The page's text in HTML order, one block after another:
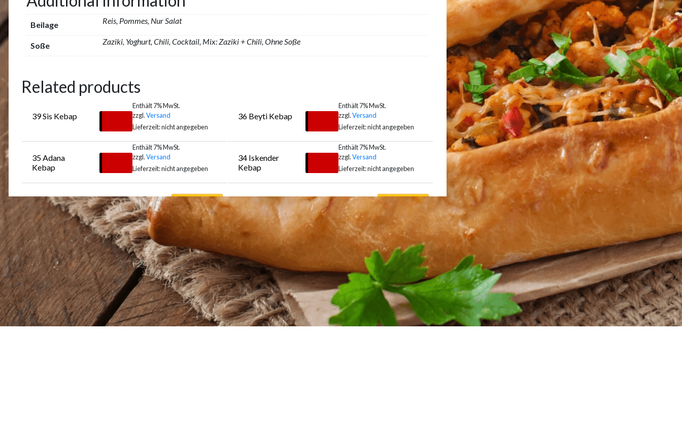
Beilage Reis, Pommes, Nur Salat
Soße Zaziki, Yoghurt, Chili, Cocktail, Mix: Zaziki + Chili, Ohne Soße
Related products
39 Sis Kebap
Enthält 7% MwSt.
zzgl.Versand
Lieferzeit: nicht angegeben
36 Beyti Kebap
Enthält 7% MwSt.
zzgl.Versand
Lieferzeit: nicht angegeben
35 Adana
Kebap
Enthält 7% MwSt.
zzgl.Versand
Lieferzeit: nicht angegeben
Auswählen
34 Iskender
Kebap
Enthält 7% MwSt.
zzgl.Versand
Lieferzeit: nicht angegeben
Auswählen